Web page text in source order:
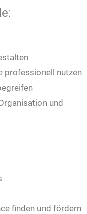
:
professionell nutzen
und
finden und fördern